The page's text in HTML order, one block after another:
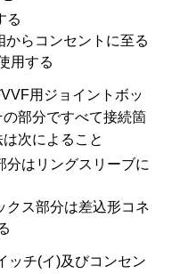
る
らコンセントに至る
用する
用ジョイントボッ
部分ですべて接続箇
次によること
はリングスリーブに
ス部分は差込形コネ
ッチ(イ)及びコンセン